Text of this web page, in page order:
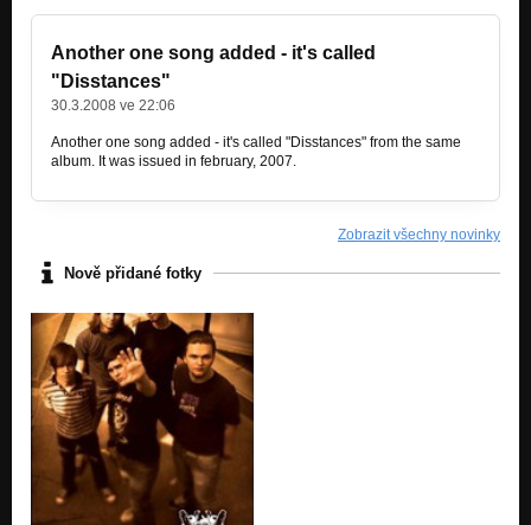
Another one song added - it's called
"Disstances"
30.3.2008 ve 22:06
Another one song added - it's called "Disstances" from the same
album. It was issued in february, 2007.
Zobrazit všechny novinky
Nově přidané fotky